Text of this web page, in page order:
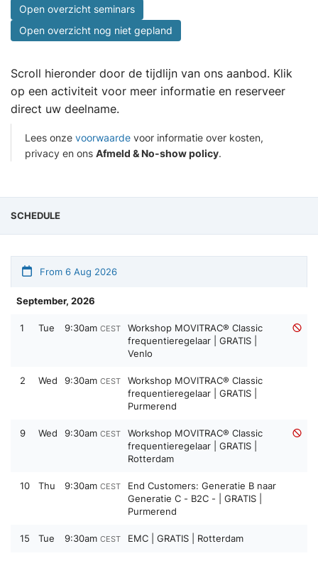
Open overzicht seminars
Open overzicht nog niet gepland
Scroll hieronder door de tijdlijn van ons aanbod. Klik
op een activiteit voor meer informatie en reserveer
direct uw deelname.
Lees onze voorwaarde voor informatie over kosten,
privacy en ons Afmeld & No-show policy.
SCHEDULE
From 6 Aug 2026
September, 2026
1 Tue 9:30am CEST
Workshop MOVITRAC® Classic
frequentieregelaar | GRATIS |
Venlo
2 Wed 9:30am CEST
Workshop MOVITRAC® Classic
frequentieregelaar | GRATIS |
Purmerend
9 Wed 9:30am CEST
Workshop MOVITRAC® Classic
frequentieregelaar | GRATIS |
Rotterdam
10 Thu 9:30am CEST
End Customers: Generatie B naar
Generatie C - B2C - | GRATIS |
Purmerend
15 Tue 9:30am CEST EMC | GRATIS | Rotterdam